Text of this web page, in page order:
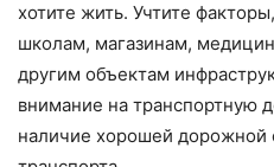
хотите жить. Учтите
школам, магазинам,
другим объектам
внимание на транспортную
наличие хорошей дорожной